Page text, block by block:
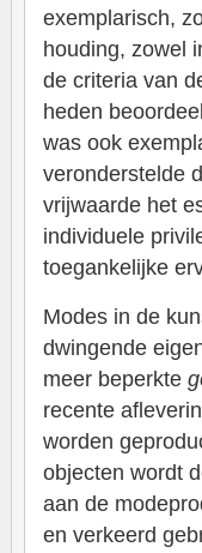
exemplarisch,
houding, zowel
de criteria van
heden
was ook
veronderstelde
vrijwaarde het
individuele
toegankelijke
Modes in de
dwingende
meer beperkte
recente
worden
objecten wordt
aan de
en verkeerd